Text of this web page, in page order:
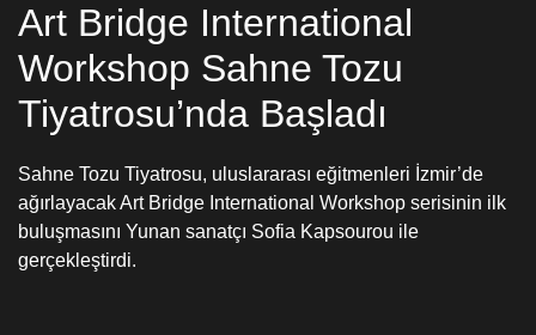
Art Bridge International
Workshop Sahne Tozu
Tiyatrosu’nda Başladı
Sahne Tozu Tiyatrosu, uluslararası eğitmenleri İzmir’de
ağırlayacak Art Bridge International Workshop serisinin ilk
buluşmasını Yunan sanatçı Sofia Kapsourou ile
gerçekleştirdi.